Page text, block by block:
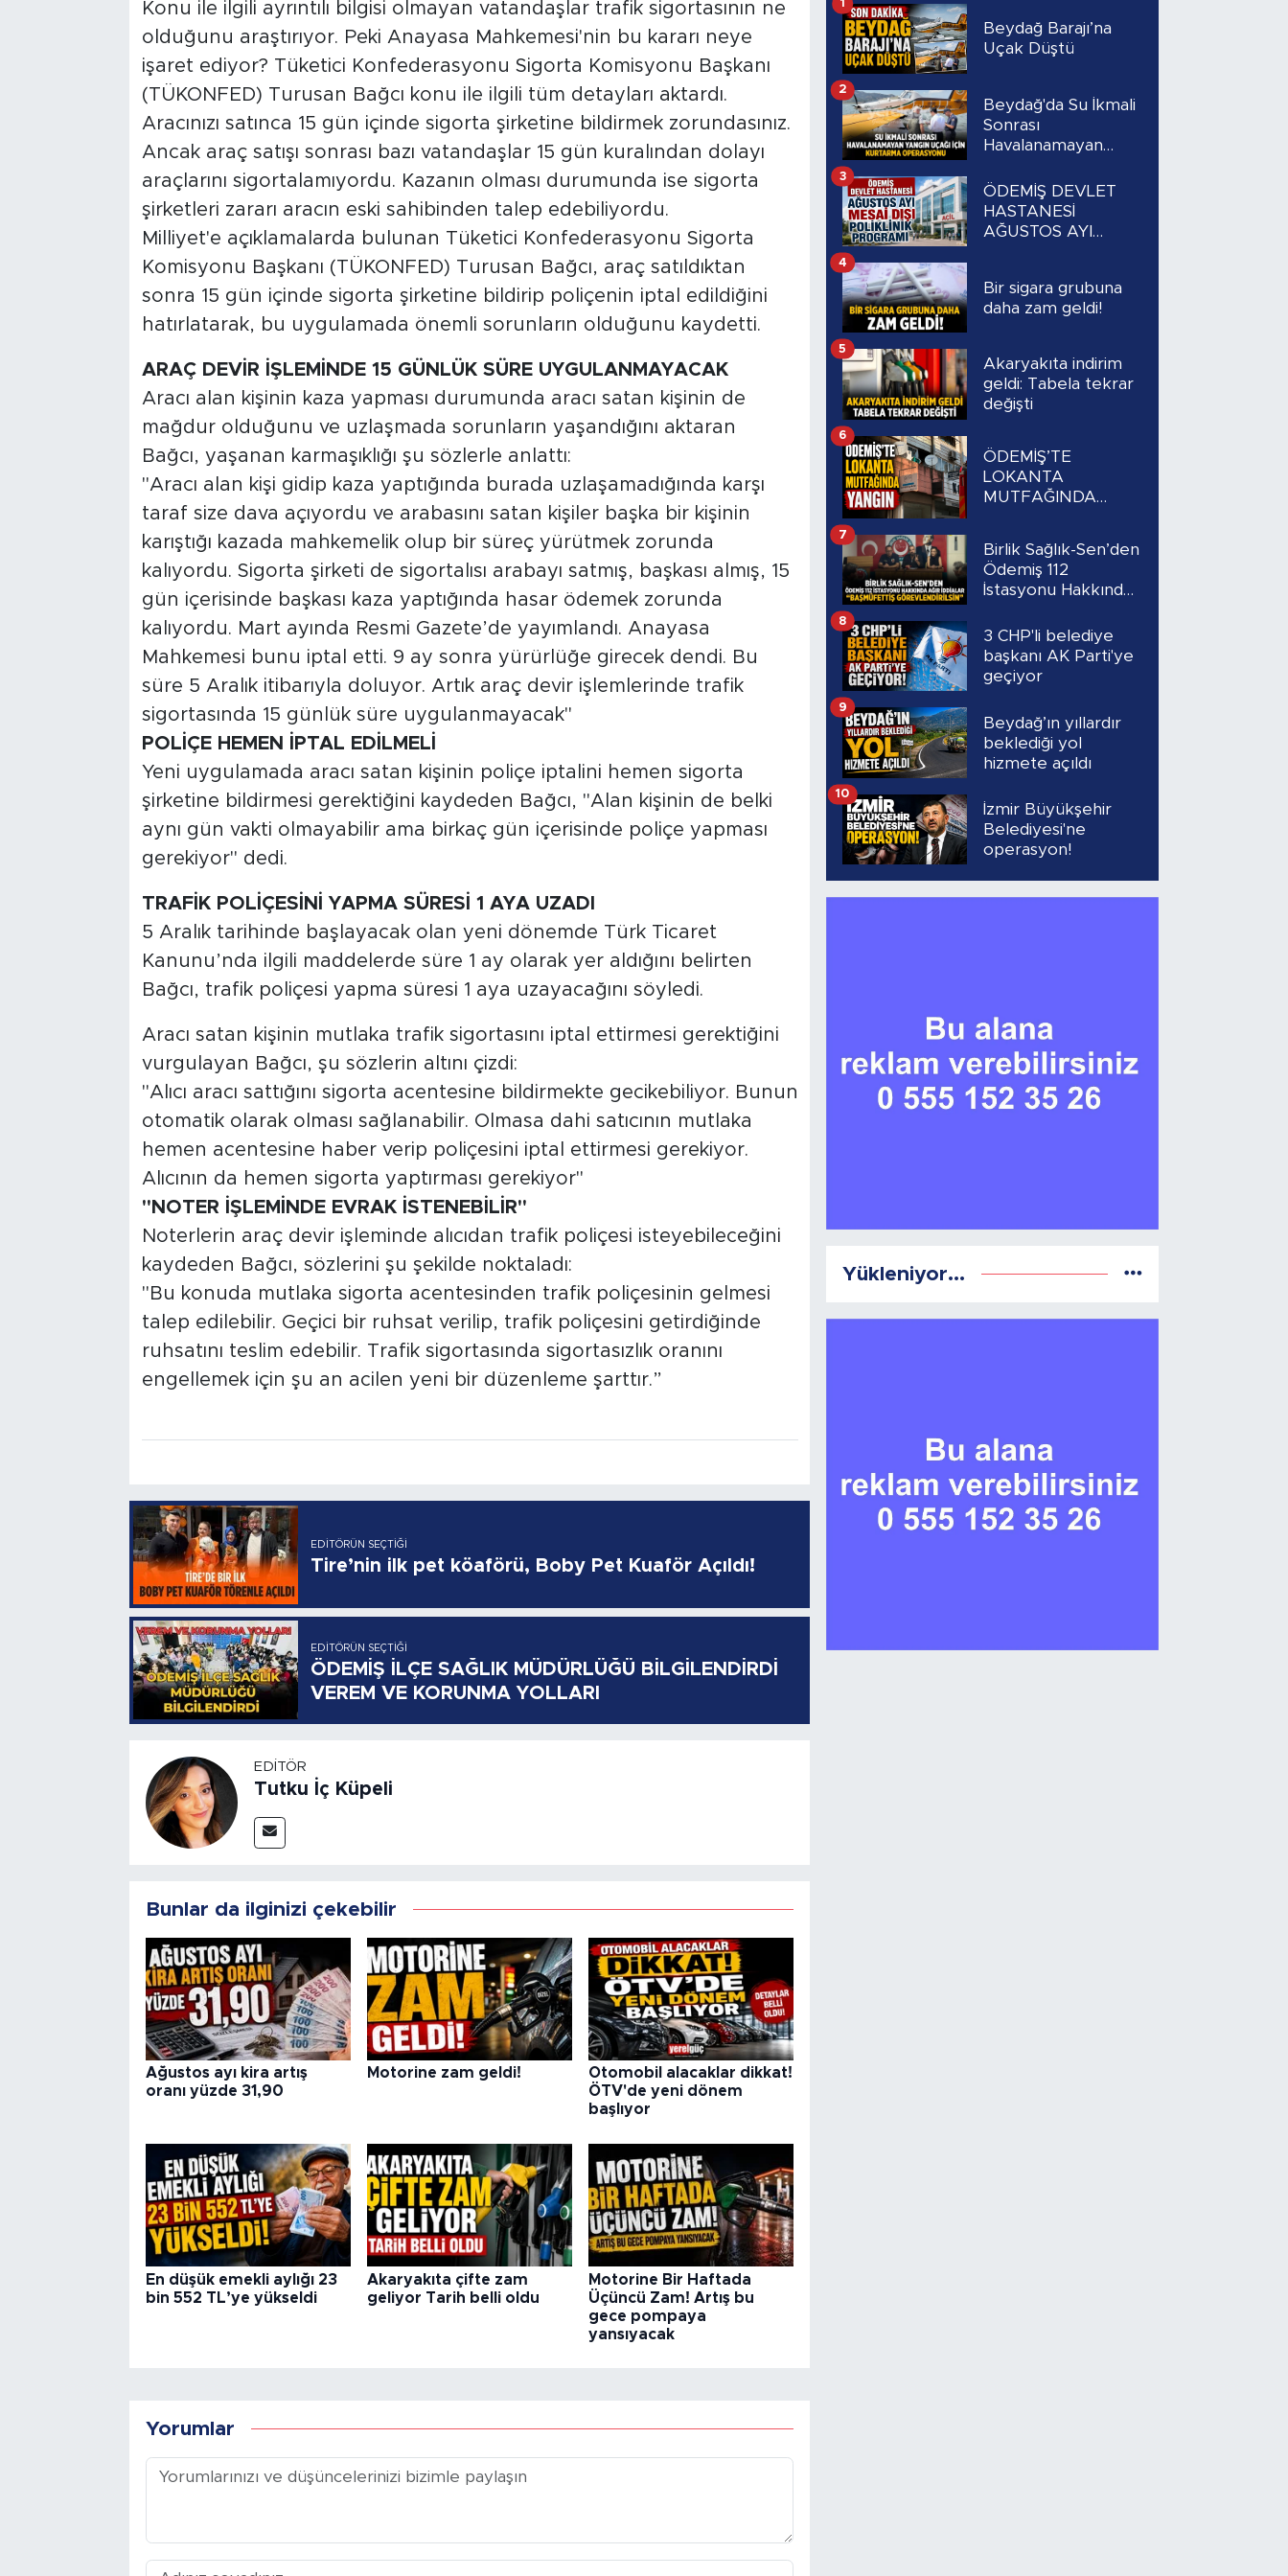
Konu ile ilgili ayrıntılı bilgisi olmayan vatandaşlar trafik sigortasının ne
olduğunu araştırıyor. Peki Anayasa Mahkemesi'nin bu kararı neye
işaret ediyor? Tüketici Konfederasyonu Sigorta Komisyonu Başkanı
(TÜKONFED) Turusan Bağcı konu ile ilgili tüm detayları aktardı.
Aracınızı satınca 15 gün içinde sigorta şirketine bildirmek zorundasınız.
Ancak araç satışı sonrası bazı vatandaşlar 15 gün kuralından dolayı
araçlarını sigortalamıyordu. Kazanın olması durumunda ise sigorta
şirketleri zararı aracın eski sahibinden talep edebiliyordu.
Milliyet'e açıklamalarda bulunan Tüketici Konfederasyonu Sigorta
Komisyonu Başkanı (TÜKONFED) Turusan Bağcı, araç satıldıktan
sonra 15 gün içinde sigorta şirketine bildirip poliçenin iptal edildiğini
hatırlatarak, bu uygulamada önemli sorunların olduğunu kaydetti.
ARAÇ DEVİR İŞLEMİNDE 15 GÜNLÜK SÜRE UYGULANMAYACAK
Aracı alan kişinin kaza yapması durumunda aracı satan kişinin de
mağdur olduğunu ve uzlaşmada sorunların yaşandığını aktaran
Bağcı, yaşanan karmaşıklığı şu sözlerle anlattı:
"Aracı alan kişi gidip kaza yaptığında burada uzlaşamadığında karşı
taraf size dava açıyordu ve arabasını satan kişiler başka bir kişinin
karıştığı kazada mahkemelik olup bir süreç yürütmek zorunda
kalıyordu. Sigorta şirketi de sigortalısı arabayı satmış, başkası almış, 15
gün içerisinde başkası kaza yaptığında hasar ödemek zorunda
kalıyordu. Mart ayında Resmi Gazete’de yayımlandı. Anayasa
Mahkemesi bunu iptal etti. 9 ay sonra yürürlüğe girecek dendi. Bu
süre 5 Aralık itibarıyla doluyor. Artık araç devir işlemlerinde trafik
sigortasında 15 günlük süre uygulanmayacak"
POLİÇE HEMEN İPTAL EDİLMELİ
Yeni uygulamada aracı satan kişinin poliçe iptalini hemen sigorta
şirketine bildirmesi gerektiğini kaydeden Bağcı, "Alan kişinin de belki
aynı gün vakti olmayabilir ama birkaç gün içerisinde poliçe yapması
gerekiyor" dedi.
TRAFİK POLİÇESİNİ YAPMA SÜRESİ 1 AYA UZADI
5 Aralık tarihinde başlayacak olan yeni dönemde Türk Ticaret
Kanunu’nda ilgili maddelerde süre 1 ay olarak yer aldığını belirten
Bağcı, trafik poliçesi yapma süresi 1 aya uzayacağını söyledi.
Aracı satan kişinin mutlaka trafik sigortasını iptal ettirmesi gerektiğini
vurgulayan Bağcı, şu sözlerin altını çizdi:
"Alıcı aracı sattığını sigorta acentesine bildirmekte gecikebiliyor. Bunun
otomatik olarak olması sağlanabilir. Olmasa dahi satıcının mutlaka
hemen acentesine haber verip poliçesini iptal ettirmesi gerekiyor.
Alıcının da hemen sigorta yaptırması gerekiyor"
"NOTER İŞLEMİNDE EVRAK İSTENEBİLİR"
Noterlerin araç devir işleminde alıcıdan trafik poliçesi isteyebileceğini
kaydeden Bağcı, sözlerini şu şekilde noktaladı:
"Bu konuda mutlaka sigorta acentesinden trafik poliçesinin gelmesi
talep edilebilir. Geçici bir ruhsat verilip, trafik poliçesini getirdiğinde
ruhsatını teslim edebilir. Trafik sigortasında sigortasızlık oranını
engellemek için şu an acilen yeni bir düzenleme şarttır.”
EDITÖRÜN SEÇTIĞI
Tire’nin ilk pet köaförü, Boby Pet Kuaför Açıldı!
EDITÖRÜN SEÇTIĞI
ÖDEMİŞ İLÇE SAĞLIK MÜDÜRLÜĞÜ BİLGİLENDİRDİ
VEREM VE KORUNMA YOLLARI
EDITÖR
Tutku İç Küpeli
Bunlar da ilginizi çekebilir
Ağustos ayı kira artış
oranı yüzde 31,90
Motorine zam geldi!
Otomobil alacaklar dikkat!
ÖTV'de yeni dönem
başlıyor
En düşük emekli aylığı 23
bin 552 TL’ye yükseldi
Akaryakıta çifte zam
geliyor Tarih belli oldu
Motorine Bir Haftada
Üçüncü Zam! Artış bu
gece pompaya
yansıyacak
Yorumlar
Beydağ Barajı’na
Uçak Düştü
1
Beydağ'da Su İkmali
Sonrası
Havalanamayan
Kurtarma
Operasyonu
2
ÖDEMİŞ DEVLET
HASTANESİ
AĞUSTOS AYI
PROGRAMI
3
Bir sigara grubuna
daha zam geldi!
4
Akaryakıta indirim
geldi: Tabela tekrar
değişti
5
ÖDEMİŞ’TE
LOKANTA
MUTFAĞINDA
6
Birlik Sağlık-Sen’den
Ödemiş 112
İstasyonu Hakkında
“Başmüfettiş
Görevlendirilsin”
7
3 CHP'li belediye
başkanı AK Parti'ye
geçiyor
8
Beydağ’ın yıllardır
beklediği yol
hizmete açıldı
9
İzmir Büyükşehir
Belediyesi'ne
operasyon!
10
Yükleniyor...